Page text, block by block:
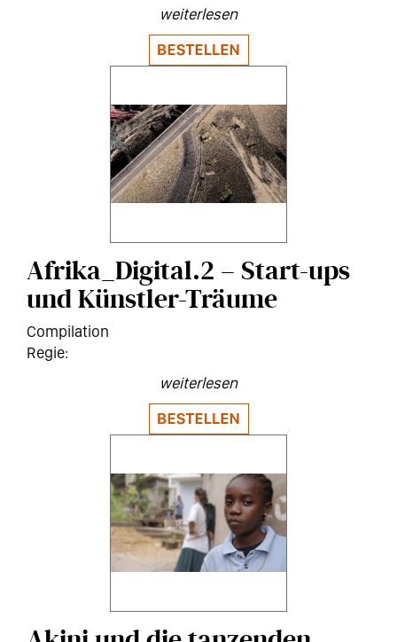
weiterlesen
Afrika_Digital.2 – Start-ups
und Künstler-Träume
Compilation
weiterlesen